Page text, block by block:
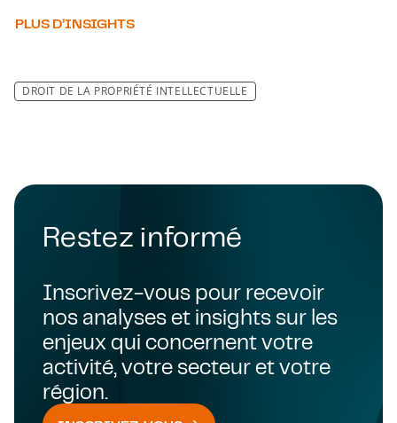
PLUS D’INSIGHTS
DROIT DE LA PROPRIÉTÉ INTELLECTUELLE
Restez informé
Inscrivez-vous pour recevoir
nos analyses et insights sur les
enjeux qui concernent votre
activité, votre secteur et votre
région.